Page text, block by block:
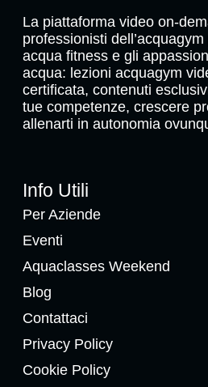
La piattaforma video on-
professionisti
acqua fitness e gli
acqua: lezioni acquagym
certificata, contenuti
tue competenze, crescere
allenarti in autonomia
Info Utili
Per Aziende
Eventi
Aquaclasses Weekend
Blog
Contattaci
Privacy Policy
Cookie Policy